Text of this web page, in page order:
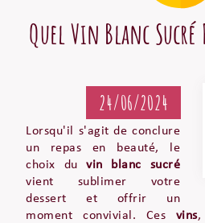
Quel Vin Blanc Sucré
24/06/2024
Lorsqu'il s'agit de conclure
un repas en beauté, le
choix duvin blanc sucré
vient sublimer votre
dessert et offrir un
moment convivial. Ces vins,